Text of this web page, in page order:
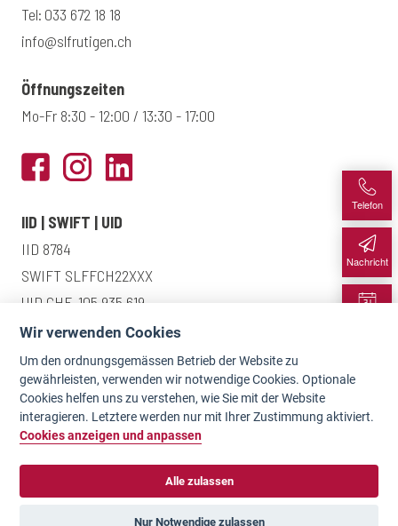
Telefon
Nachricht
Tel: 033 672 18 18
info@slfrutigen.ch
Öffnungszeiten
Mo-Fr 8:30 - 12:00 / 13:30 - 17:00
IID | SWIFT | UID
IID 8784
SWIFT SLFFCH22XXX
UID CHE-105.935.619
Einlagensicherung
Datenschutzerklärung
AGB
Impressum
Wir verwenden Cookies
Um den ordnungsgemässen Betrieb der Website zu
gewährleisten, verwenden wir notwendige Cookies. Optionale
Cookies helfen uns zu verstehen, wie Sie mit der Website
interagieren. Letztere werden nur mit Ihrer Zustimmung aktiviert.
Cookies anzeigen und anpassen
Alle zulassen
Nur Notwendige zulassen